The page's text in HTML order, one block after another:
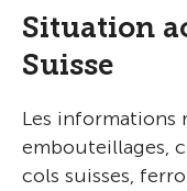
Situation
Suisse
Les informations
embouteillages,
cols suisses,